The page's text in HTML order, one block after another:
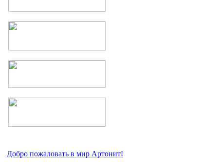
Добро пожаловать в мир Артонит!